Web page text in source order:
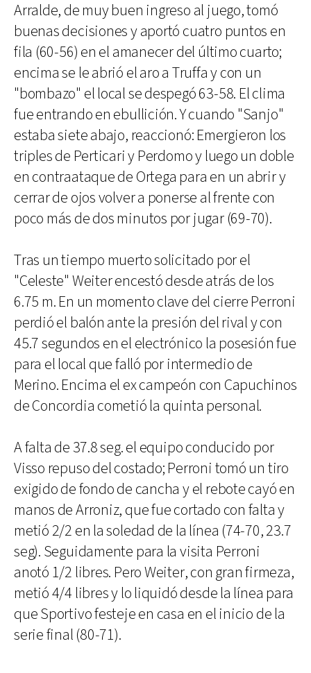
Arralde, de muy buen ingreso al juego, tomó
buenas decisiones y aportó cuatro puntos en
fila (60-56) en el amanecer del último cuarto;
encima se le abrió el aro a Truffa y con un
"bombazo" el local se despegó 63-58. El clima
fue entrando en ebullición. Y cuando "Sanjo"
estaba siete abajo, reaccionó: Emergieron los
triples de Perticari y Perdomo y luego un doble
en contraataque de Ortega para en un abrir y
cerrar de ojos volver a ponerse al frente con
poco más de dos minutos por jugar (69-70).
Tras un tiempo muerto solicitado por el
"Celeste" Weiter encestó desde atrás de los
6.75 m. En un momento clave del cierre Perroni
perdió el balón ante la presión del rival y con
45.7 segundos en el electrónico la posesión fue
para el local que falló por intermedio de
Merino. Encima el ex campeón con Capuchinos
de Concordia cometió la quinta personal.
A falta de 37.8 seg. el equipo conducido por
Visso repuso del costado; Perroni tomó un tiro
exigido de fondo de cancha y el rebote cayó en
manos de Arroniz, que fue cortado con falta y
metió 2/2 en la soledad de la línea (74-70, 23.7
seg). Seguidamente para la visita Perroni
anotó 1/2 libres. Pero Weiter, con gran firmeza,
metió 4/4 libres y lo liquidó desde la línea para
que Sportivo festeje en casa en el inicio de la
serie final (80-71).